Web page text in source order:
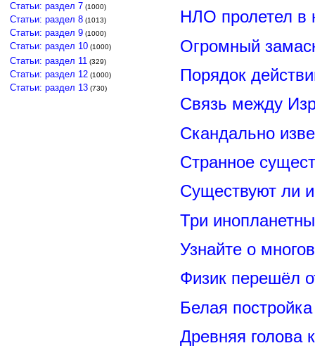
Статьи: раздел 7 (1000)
Статьи: раздел 8 (1013)
Статьи: раздел 9 (1000)
Статьи: раздел 10 (1000)
Статьи: раздел 11 (329)
Статьи: раздел 12 (1000)
Статьи: раздел 13 (730)
НЛО пролетел в
Огромный
Порядок
Связь между
Скандально
Странное
Существуют ли
Три
Узнайте о
Физик перешёл
Белая
Древняя голова